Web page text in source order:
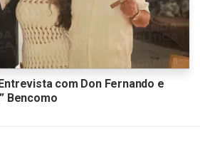
com Don Fernando e
Bencomo